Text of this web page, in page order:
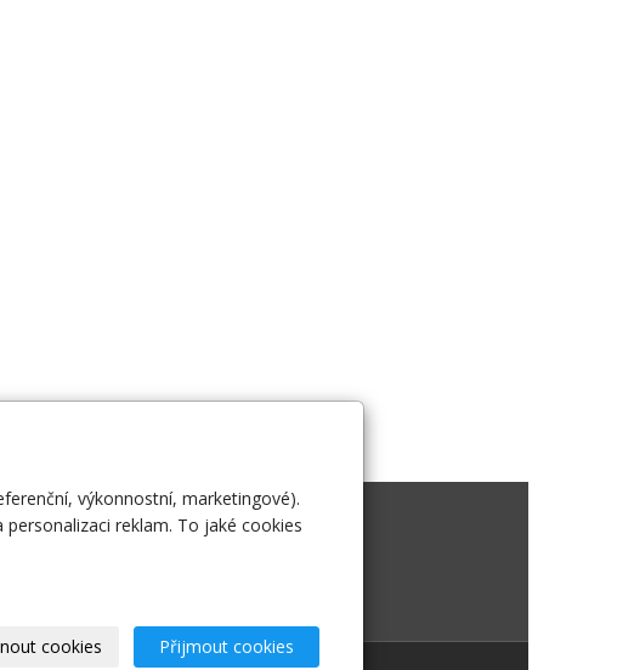
O nás
výkonnostní, marketingové).
reklam. To jaké cookies
cookies Přijmout cookies